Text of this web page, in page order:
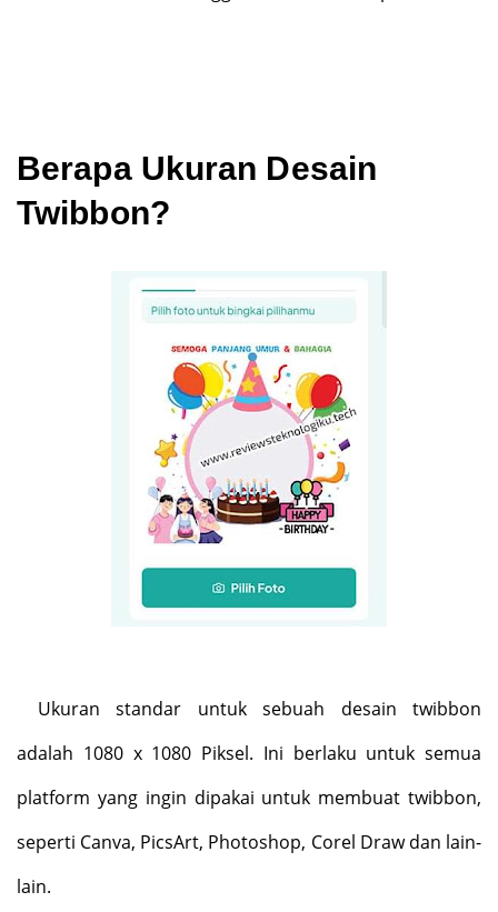
Berapa Ukuran Desain
Twibbon?
Ukuran standar untuk sebuah desain twibbon
adalah 1080 x 1080 Piksel. Ini berlaku untuk semua
platform yang ingin dipakai untuk membuat twibbon,
seperti Canva, PicsArt, Photoshop, Corel Draw dan lain-
lain.